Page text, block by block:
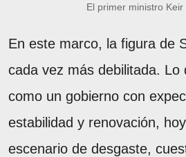
El primer ministro Keir
En este marco, la figura de
cada vez más debilitada. Lo
como un gobierno con
estabilidad y renovación,
escenario de desgaste,